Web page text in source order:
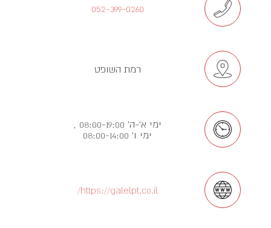
052-399-0260
רמת השופט
ימי א’-ה’ 08:00-19:00 ,
ימי ו' 08:00-14:00
https://galelpt.co.il/